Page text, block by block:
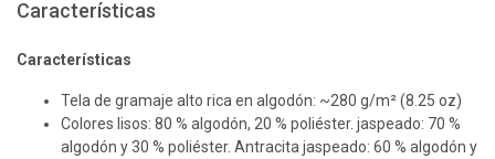
Características
Características
Tela de gramaje alto rica en algodón: ~280 g/m² (8.25 oz)
Colores lisos: 80 % algodón, 20 % poliéster. jaspeado: 70 %
algodón y 30 % poliéster. Antracita jaspeado: 60 % algodón y